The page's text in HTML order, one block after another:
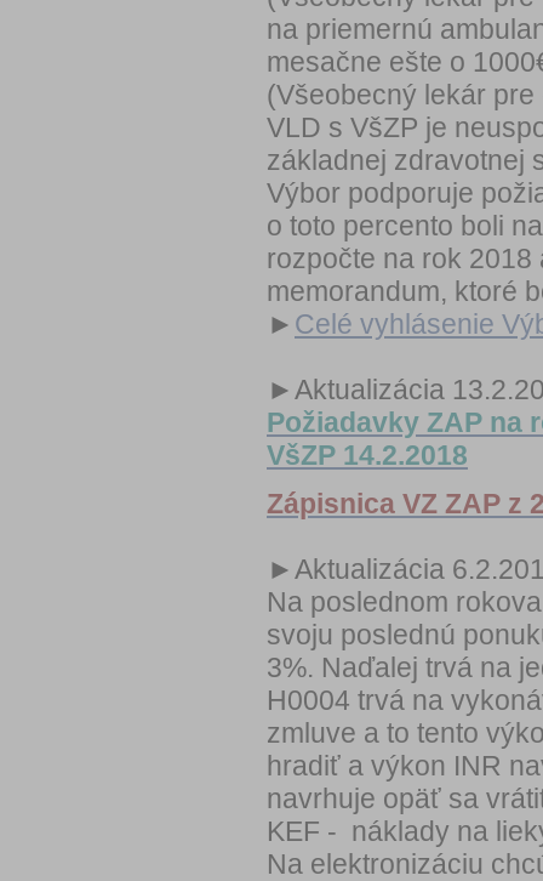
na priemernú
mesačne ešte o
(Všeobecný lekár
VLD s VšZP je
základnej zdravotnej
Výbor podporuje
o toto percento boli
rozpočte na rok 2018
memorandum, ktoré
► Celé vyhlásenie
►Aktualizácia
Požiadavky ZAP na
VšZP 14.2.2018
Zápisnica VZ ZAP z
►Aktualizácia
Na poslednom
svoju poslednú
3%. Naďalej trvá na
H0004 trvá na
zmluve a to tento
hradiť a výkon INR
navrhuje opäť sa
KEF - náklady na
Na elektronizáciu